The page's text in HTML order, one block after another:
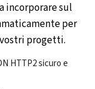
incorporare sul
per
progetti.
HTTP2 sicuro e